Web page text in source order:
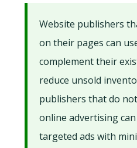
Website publishers
on their pages can
complement their
reduce unsold
publishers that do
online advertising
targeted ads with